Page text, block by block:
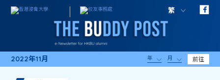
繁
2022年11月 年 月 前往